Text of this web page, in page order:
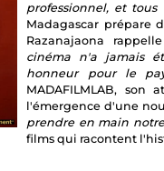
professionnel, et tous
Madagascar prépare
Razanajaona
cinéma n'a jamais
honneur pour le
MADAFILMLAB,
l'émergence d'une
prendre en main
films qui racontent